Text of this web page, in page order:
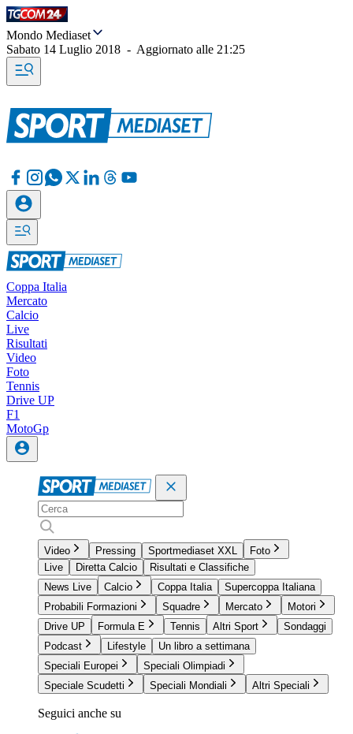
Mondo Mediaset
Sabato 14 Luglio 2018 - Aggiornato alle 21:25
Coppa Italia
Mercato
Calcio
Live
Risultati
Video
Foto
Tennis
Drive UP
F1
MotoGp
Video Pressing Sportmediaset XXL
Foto
Live
Diretta Calcio
Risultati e Classifiche
News Live
Calcio Coppa Italia
Supercoppa Italiana
Probabili Formazioni
Squadre Mercato
Motori
Drive UP
Formula E Tennis Altri Sport
Sondaggi
Podcast
Lifestyle
Un libro a settimana
Speciali Europei
Speciali Olimpiadi
Speciale Scudetti
Speciali Mondiali Altri Speciali
Seguici anche su